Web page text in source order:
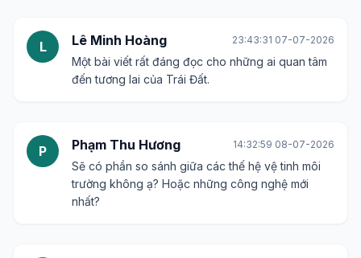
L Lê Minh Hoàng 23:43:31 07-07-2026
Một bài viết rất đáng đọc cho những ai quan tâm
đến tương lai của Trái Đất.
P Phạm Thu Hương 14:32:59 08-07-2026
Sẽ có phần so sánh giữa các thế hệ vệ tinh môi
trường không ạ? Hoặc những công nghệ mới
nhất?